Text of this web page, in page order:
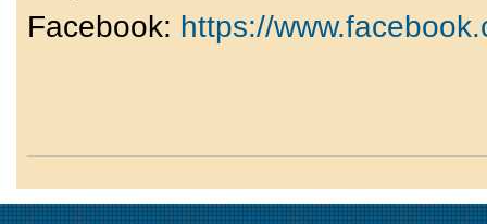
Facebook: https://